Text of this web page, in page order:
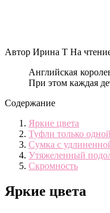
Автор Ирина Т На
Английская
При этом каждая
Содержание
Яркие цвета
Туфли только
Сумка с
Утяжеленный
Скромность
Яркие цвета